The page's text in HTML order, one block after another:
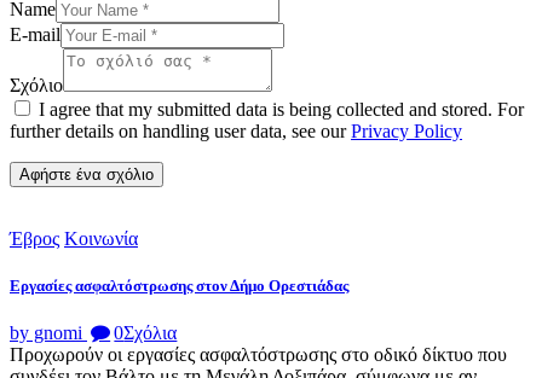
Name
E-mail
Σχόλιο
I agree that my submitted data is being collected and stored. For
further details on handling user data, see ourPrivacy Policy
Έβρος Κοινωνία
Εργασίες ασφαλτόστρωσης στον Δήμο Ορεστιάδας
by gnomi 0Σχόλια
Προχωρούν οι εργασίες ασφαλτόστρωσης στο οδικό δίκτυο που